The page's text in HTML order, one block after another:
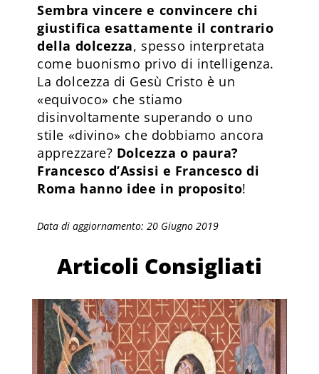
Sembra vincere e convincere chi
giustifica esattamente il contrario
della dolcezza, spesso interpretata
come buonismo privo di intelligenza.
La dolcezza di Gesù Cristo è un
«equivoco» che stiamo
disinvoltamente superando o uno
stile «divino» che dobbiamo ancora
apprezzare? Dolcezza o paura?
Francesco d’Assisi e Francesco di
Roma hanno idee in proposito!
Data di aggiornamento: 20 Giugno 2019
Articoli Consigliati